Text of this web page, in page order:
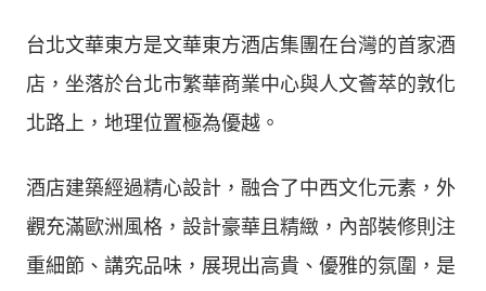
台北文華東方是文華東方酒店集團在台灣的首家酒
店，坐落於台北市繁華商業中心與人文薈萃的敦化
北路上，地理位置極為優越。
酒店建築經過精心設計，融合了中西文化元素，外
觀充滿歐洲風格，設計豪華且精緻，內部裝修則注
重細節、講究品味，展現出高貴、優雅的氛圍，是